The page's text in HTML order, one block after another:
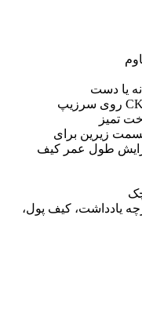
یا دست
تمیز
فلزی در قسمت زیرین برای
طول عمر کیف
یادداشت، کیف پول،